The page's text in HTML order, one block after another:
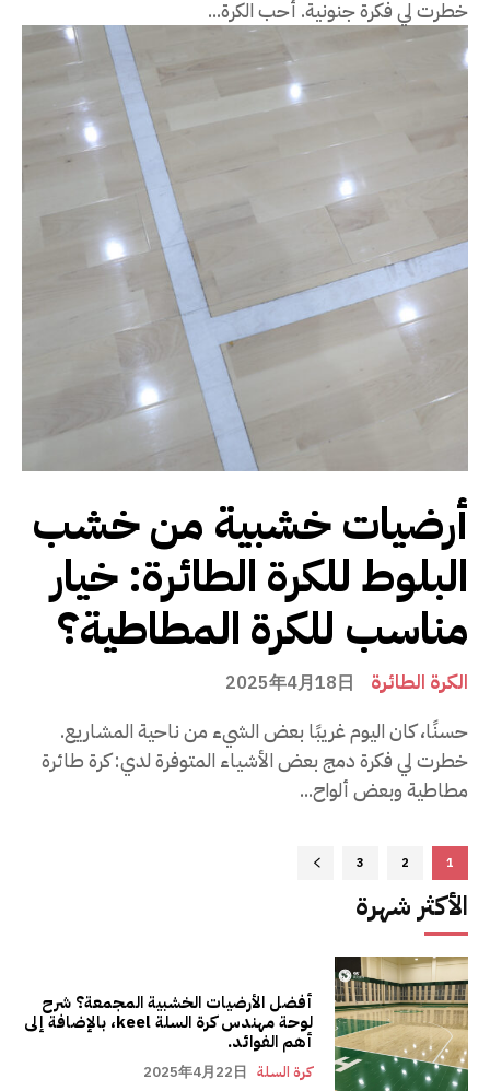
خطرت لي فكرة جنونية. أحب الكرة...
أرضيات خشبية من خشب
البلوط للكرة الطائرة: خيار
مناسب للكرة المطاطية؟
الكرة الطائرة 2025年4月18日
حسنًا، كان اليوم غريبًا بعض الشيء من ناحية المشاريع.
خطرت لي فكرة دمج بعض الأشياء المتوفرة لدي: كرة طائرة
مطاطية وبعض ألواح...
1
2
3
الأكثر شهرة
أفضل الأرضيات الخشبية المجمعة؟ شرح
لوحة مهندس كرة السلة keel، بالإضافة إلى
أهم الفوائد.
كرة السلة 2025年4月22日